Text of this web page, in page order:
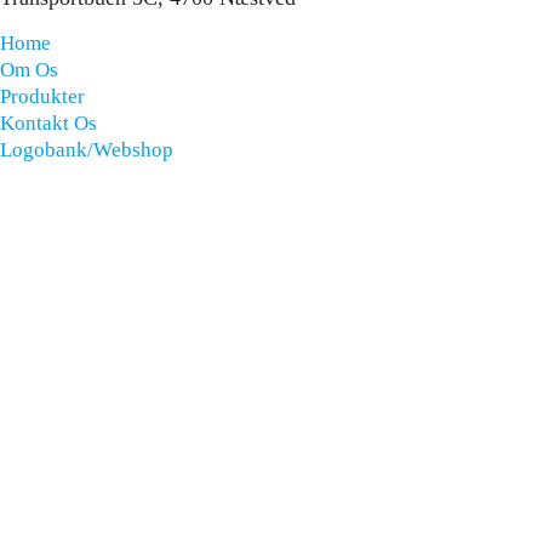
Home
Om Os
Produkter
Kontakt Os
Logobank/webshop